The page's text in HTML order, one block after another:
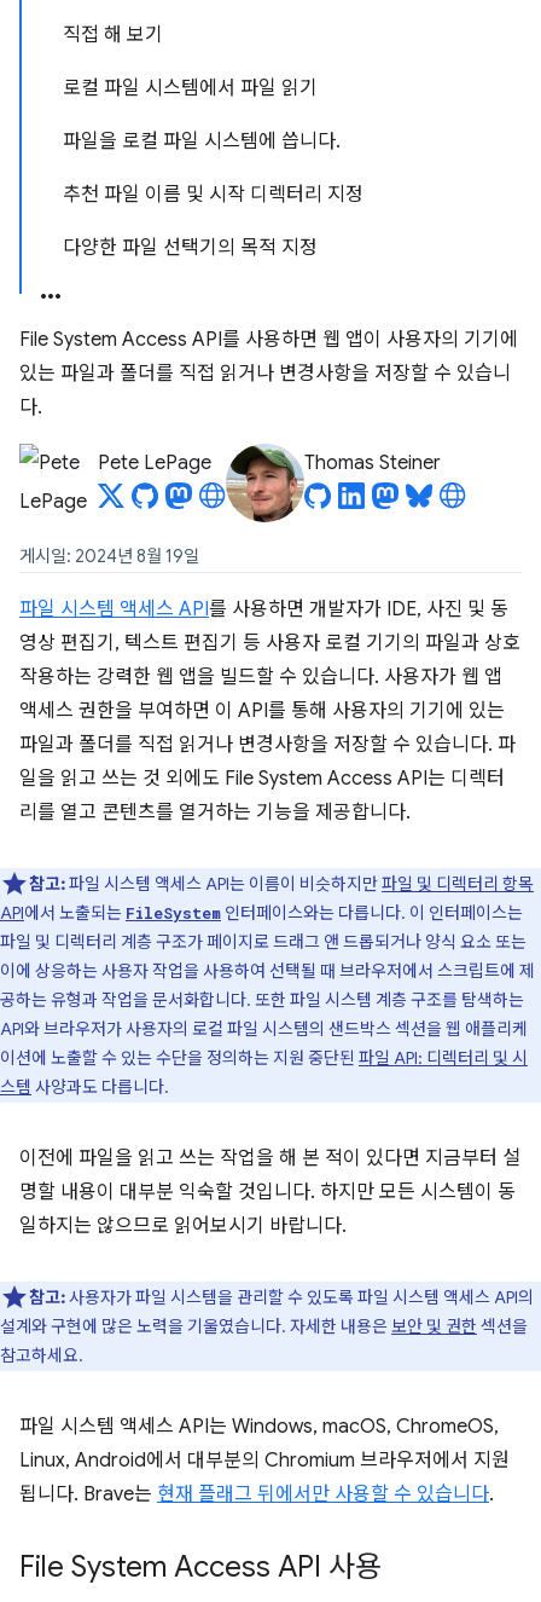
직접 해 보기
로컬 파일 시스템에서 파일 읽기
파일을 로컬 파일 시스템에 씁니다.
추천 파일 이름 및 시작 디렉터리 지정
다양한 파일 선택기의 목적 지정
File System Access API를 사용하면 웹 앱이 사용자의 기기에
있는 파일과 폴더를 직접 읽거나 변경사항을 저장할 수 있습니
다.
Pete LePage Thomas Steiner
게시일: 2024년 8월 19일
파일 시스템 액세스 API를 사용하면 개발자가 IDE, 사진 및 동
영상 편집기, 텍스트 편집기 등 사용자 로컬 기기의 파일과 상호
작용하는 강력한 웹 앱을 빌드할 수 있습니다. 사용자가 웹 앱
액세스 권한을 부여하면 이 API를 통해 사용자의 기기에 있는
파일과 폴더를 직접 읽거나 변경사항을 저장할 수 있습니다. 파
일을 읽고 쓰는 것 외에도 File System Access API는 디렉터
리를 열고 콘텐츠를 열거하는 기능을 제공합니다.
참고:파일 시스템 액세스 API는 이름이 비슷하지만파일 및 디렉터리 항목
API에서 노출되는 FileSystem 인터페이스와는 다릅니다. 이 인터페이스는
파일 및 디렉터리 계층 구조가 페이지로 드래그 앤 드롭되거나 양식 요소 또는
이에 상응하는 사용자 작업을 사용하여 선택될 때 브라우저에서 스크립트에 제
공하는 유형과 작업을 문서화합니다. 또한 파일 시스템 계층 구조를 탐색하는
API와 브라우저가 사용자의 로컬 파일 시스템의 샌드박스 섹션을 웹 애플리케
이션에 노출할 수 있는 수단을 정의하는 지원 중단된 파일 API: 디렉터리 및 시
스템 사양과도 다릅니다.
이전에 파일을 읽고 쓰는 작업을 해 본 적이 있다면 지금부터 설
명할 내용이 대부분 익숙할 것입니다. 하지만 모든 시스템이 동
일하지는 않으므로 읽어보시기 바랍니다.
참고: 사용자가 파일 시스템을 관리할 수 있도록 파일 시스템 액세스 API의
설계와 구현에 많은 노력을 기울였습니다. 자세한 내용은보안 및 권한 섹션을
참고하세요.
파일 시스템 액세스 API는 Windows, macOS, ChromeOS,
Linux, Android에서 대부분의 Chromium 브라우저에서 지원
됩니다. Brave는 현재 플래그 뒤에서만 사용할 수 있습니다.
File System Access API 사용